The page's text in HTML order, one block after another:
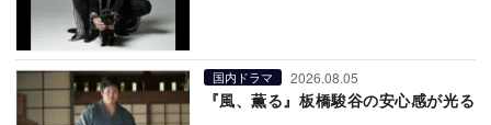
国内ドラマ 2026.08.05
『風、薫る』板橋駿谷の安心感が光る